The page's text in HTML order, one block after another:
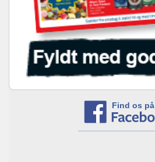
Find os på